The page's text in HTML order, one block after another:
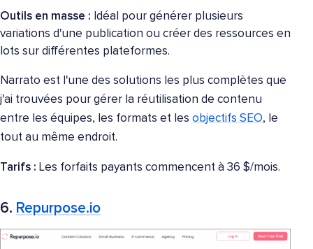
Outils en masse : Idéal pour générer plusieurs
variations d'une publication ou créer des ressources en
lots sur différentes plateformes.
Narrato est l'une des solutions les plus complètes que
j'ai trouvées pour gérer la réutilisation de contenu
entre les équipes, les formats et les objectifs SEO, le
tout au même endroit.
Tarifs : Les forfaits payants commencent à 36 $/mois.
6. Repurpose.io